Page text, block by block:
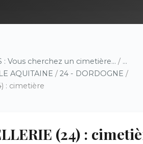
: Vous cherchez un cimetière... / ...
AQUITAINE / 24 - DORDOGNE /
: cimetière
(24) :